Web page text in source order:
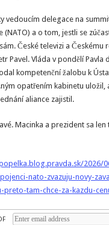
vedoucím delegace na
(NATO) a o tom, jestli se
České televizi a Českému
Pavel. Vláda v pondělí Pavla
kompetenční žalobu k
opatřením kabinetu uložil,
aliance zajistil.
Macinka a prezident sa len
2026/
nato-zvazuju-novy-
preto-tam-chce-za-kazdu-